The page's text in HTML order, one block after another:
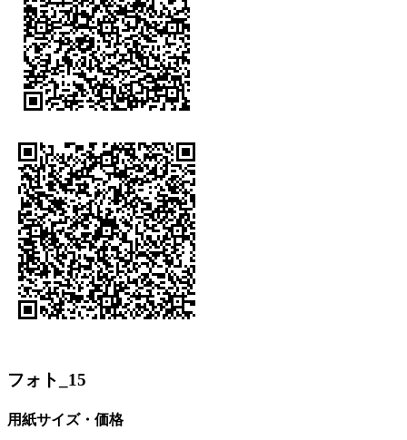
フォト_15
用紙サイズ・価格